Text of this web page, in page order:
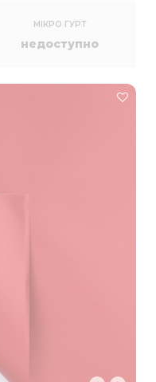
МІКРО ГУРТ
недоступно